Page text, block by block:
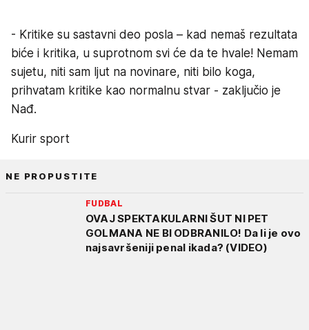
- Kritike su sastavni deo posla – kad nemaš rezultata
biće i kritika, u suprotnom svi će da te hvale! Nemam
sujetu, niti sam ljut na novinare, niti bilo koga,
prihvatam kritike kao normalnu stvar - zaključio je
Nađ.
Kurir sport
NE PROPUSTITE
FUDBAL
OVAJ SPEKTAKULARNI ŠUT NI PET
GOLMANA NE BI ODBRANILO! Da li je ovo
najsavršeniji penal ikada? (VIDEO)